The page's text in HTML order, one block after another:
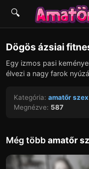
🔍
Dögös ázsiai
Egy izmos pasi
élvezi a nagy farok
Kategória: amatőr
Megnézve: 587
Még többamatőr